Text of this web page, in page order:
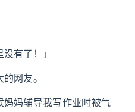
有了！」
网友。
妈辅导我写作业时被气